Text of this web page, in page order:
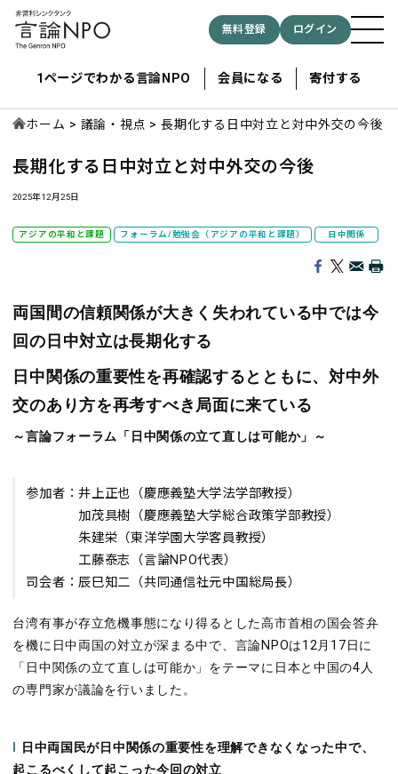
無料登録 ログイン
1ページでわかる言論NPO 会員になる 寄付する
ホーム 議論・視点 長期化する日中対立と対中外交の今後
長期化する日中対立と対中外交の今後
2025年12月25日
アジアの平和と課題 フォーラム/勉強会（アジアの平和と課題） 日中関係
両国間の信頼関係が大きく失われている中では今
回の日中対立は長期化する
日中関係の重要性を再確認するとともに、対中外
交のあり方を再考すべき局面に来ている
～言論フォーラム「日中関係の立て直しは可能か」～
参加者：井上正也（慶應義塾大学法学部教授）
加茂具樹（慶應義塾大学総合政策学部教授）
朱建栄（東洋学園大学客員教授）
工藤泰志（言論NPO代表）
司会者：辰巳知二（共同通信社元中国総局長）
台湾有事が存立危機事態になり得るとした高市首相の国会答弁
を機に日中両国の対立が深まる中で、言論NPOは12月 17日に
「日中関係の立て直しは可能か」をテーマに日本と中国の4人
の専門家が議論を行いました。
日中両国民が日中関係の重要性を理解できなくなった中で、
起こるべくして起こった今回の対立